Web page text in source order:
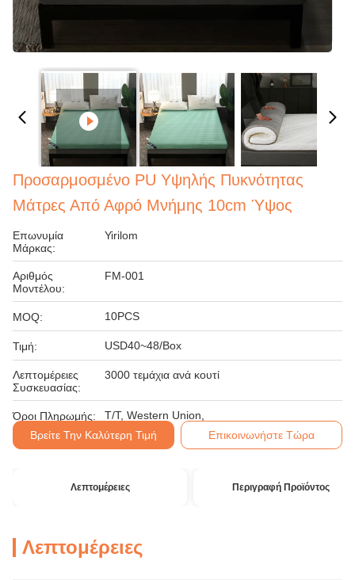
Προσαρμοσμένο PU Υψηλής Πυκνότητας
Μάτρες Από Αφρό Μνήμης 10cm Ύψος
Επωνυμία
Μάρκας:
Yirilom
Αριθμός
Μοντέλου:
FM-001
MOQ: 10PCS
Τιμή: USD40~48/Box
Λεπτομέρειες
Συσκευασίας:
3000 τεμάχια ανά κουτί
Όροι Πληρωμής:
T/T, Western Union,
Βρείτε Την Καλύτερη Τιμή
Επικοινωνήστε Τώρα
Λεπτομέρειες Περιγραφή Προϊόντος
Λεπτομέρειες